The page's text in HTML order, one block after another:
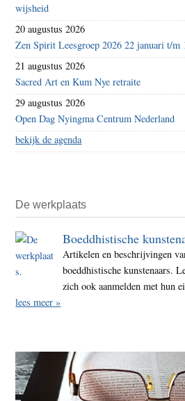
wijsheid
20 augustus 2026
Zen Spirit Leesgroep 2026 22 januari t/m
21 augustus 2026
Sacred Art en Kum Nye retraite
29 augustus 2026
Open Dag Nyingma Centrum Nederland
bekijk de agenda
De werkplaats
Boeddhistische
Artikelen en beschrijvingen
boeddhistische kunstenaars.
zich ook aanmelden met hun
lees meer »